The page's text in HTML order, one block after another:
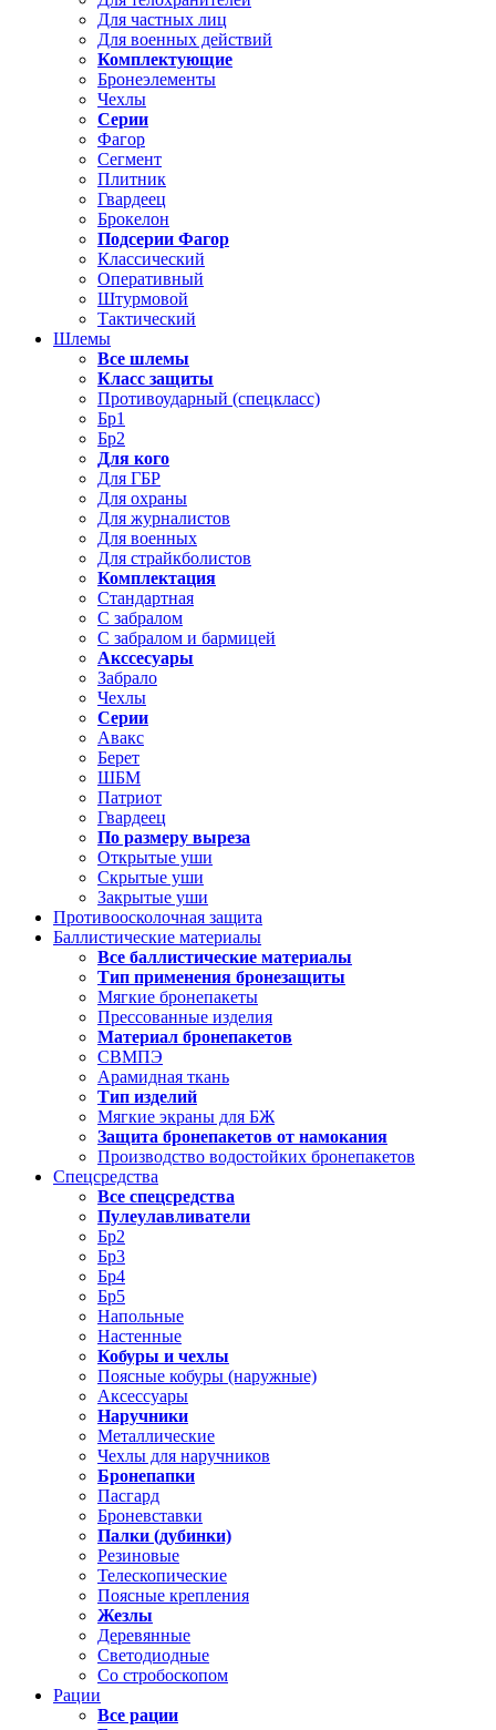
Для частных лиц
Для военных действий
Комплектующие
Бронеэлементы
Чехлы
Серии
Фагор
Сегмент
Плитник
Гвардеец
Брокелон
Подсерии Фагор
Классический
Оперативный
Штурмовой
Тактический
Шлемы
Все шлемы
Класс защиты
Противоударный (спецкласс)
Бр1
Бр2
Для кого
Для ГБР
Для охраны
Для журналистов
Для военных
Для страйкболистов
Комплектация
Стандартная
С забралом
С забралом и бармицей
Акссесуары
Забрало
Чехлы
Серии
Авакс
Берет
ШБМ
Патриот
Гвардеец
По размеру выреза
Открытые уши
Скрытые уши
Закрытые уши
Противоосколочная защита
Баллистические материалы
Все баллистические материалы
Тип применения бронезащиты
Мягкие бронепакеты
Прессованные изделия
Материал бронепакетов
СВМПЭ
Арамидная ткань
Тип изделий
Мягкие экраны для БЖ
Защита бронепакетов от намокания
Производство водостойких бронепакетов
Спецсредства
Все спецсредства
Пулеулавливатели
Бр2
Бр3
Бр4
Бр5
Напольные
Настенные
Кобуры и чехлы
Поясные кобуры (наружные)
Аксессуары
Наручники
Металлические
Чехлы для наручников
Бронепапки
Пасгард
Броневставки
Палки (дубинки)
Резиновые
Телескопические
Поясные крепления
Жезлы
Деревянные
Светодиодные
Со стробоскопом
Рации
Все рации